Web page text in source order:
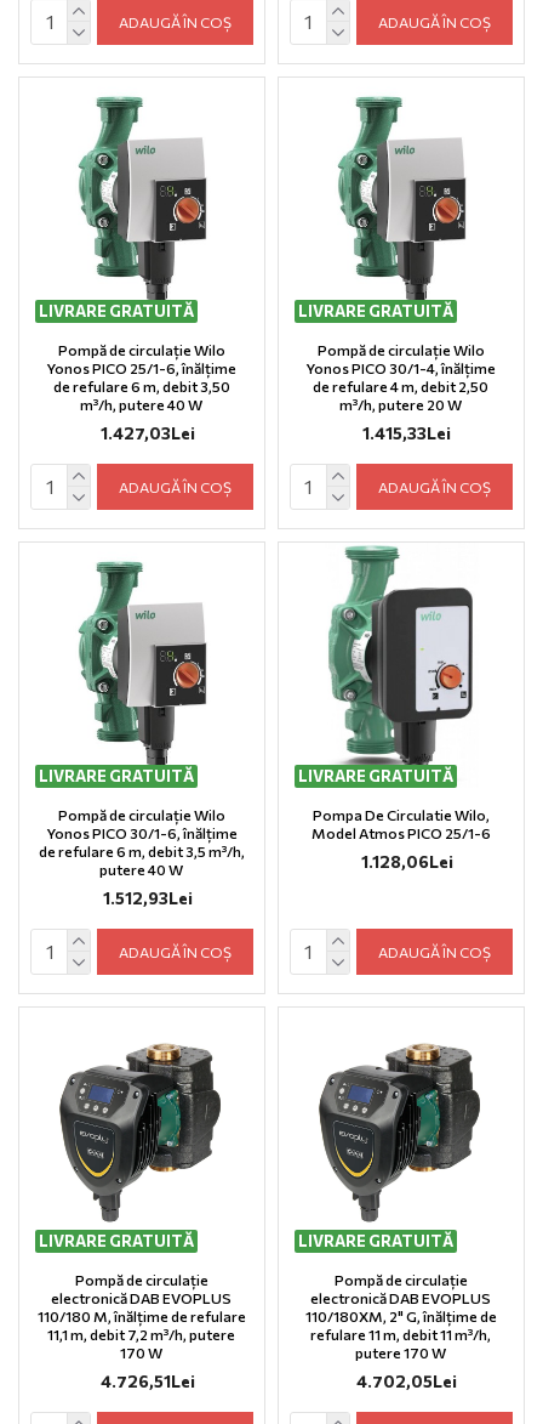
ADAUGĂ ÎN COȘ ADAUGĂ ÎN COȘ
LIVRARE GRATUITĂ
Pompă de circulație Wilo
Yonos PICO 25/1-6, înălțime
de refulare 6 m, debit 3,50
m³/h, putere 40 W
1.427,03Lei
ADAUGĂ ÎN COȘ
LIVRARE GRATUITĂ
Pompă de circulație Wilo
Yonos PICO 30/1-4, înălțime
de refulare 4 m, debit 2,50
m³/h, putere 20 W
1.415,33Lei
ADAUGĂ ÎN COȘ
LIVRARE GRATUITĂ
Pompă de circulație Wilo
Yonos PICO 30/1-6, înălțime
de refulare 6 m, debit 3,5 m³/h,
putere 40 W
1.512,93Lei
ADAUGĂ ÎN COȘ
LIVRARE GRATUITĂ
Pompa De Circulatie Wilo,
Model Atmos PICO 25/1-6
1.128,06Lei
ADAUGĂ ÎN COȘ
LIVRARE GRATUITĂ
Pompă de circulație
electronică DAB EVOPLUS
110/180 M, înălțime de refulare
11,1 m, debit 7,2 m³/h, putere
170 W
4.726,51Lei
LIVRARE GRATUITĂ
Pompă de circulație
electronică DAB EVOPLUS
110/180XM, 2" G, înălțime de
refulare 11 m, debit 11 m³/h,
putere 170 W
4.702,05Lei